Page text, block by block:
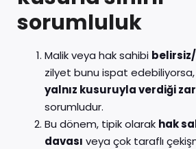
sorumluluk
Malik veya hak sahibi
zilyet bunu ispat
yalnız kusuruyla verdiği
sorumludur.
Bu dönem, tipik olarak hak
davası veya çok taraflı